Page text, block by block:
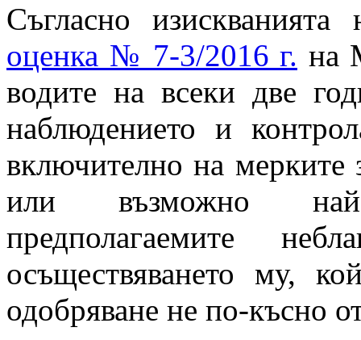
Съгласно
оценка № 7-3/2016 г. на
водите на всеки две
наблюдението и
включително на мерките
или възможно
предполагаемите
осъществяването му,
одобряване не по-късно